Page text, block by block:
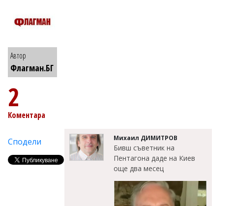
Автор
Флагман.БГ
2
Коментара
Сподели Михаил ДИМИТРОВ
Бивш съветник на
Пентагона даде на Киев
още два месец